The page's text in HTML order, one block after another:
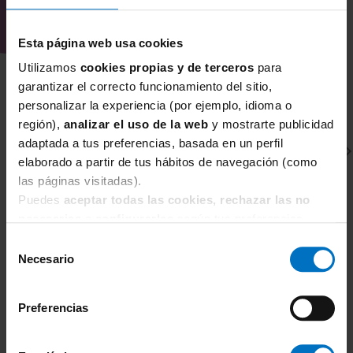
Esta página web usa cookies
Utilizamos cookies propias y de terceros para
garantizar el correcto funcionamiento del sitio,
personalizar la experiencia (por ejemplo, idioma o
región), analizar el uso de la web y mostrarte publicidad
adaptada a tus preferencias, basada en un perfil
elaborado a partir de tus hábitos de navegación (como
las páginas visitadas).
Puedes aceptar todas las cookies, rechazar las no
Necesario
Preferencias
grandecon un escote profundo que
el uso.
¿Para quién es perfecto este bikini?
Para mujeres con
pecho grande y
espalda estrecha
que buscan un bikini
ligero visualmente pero con buena
estructura y ajuste.
Con braguitas lisas en tonos verdes o
coordinado.
FREYA SWIM
Parte de abajo Bikini Slip Freya Swim Arizona wave
30,95 €